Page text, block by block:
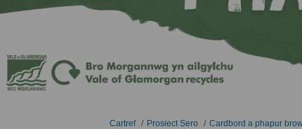
Rydych yma:
Cartref Prosiect Sero Cardbord a phapur